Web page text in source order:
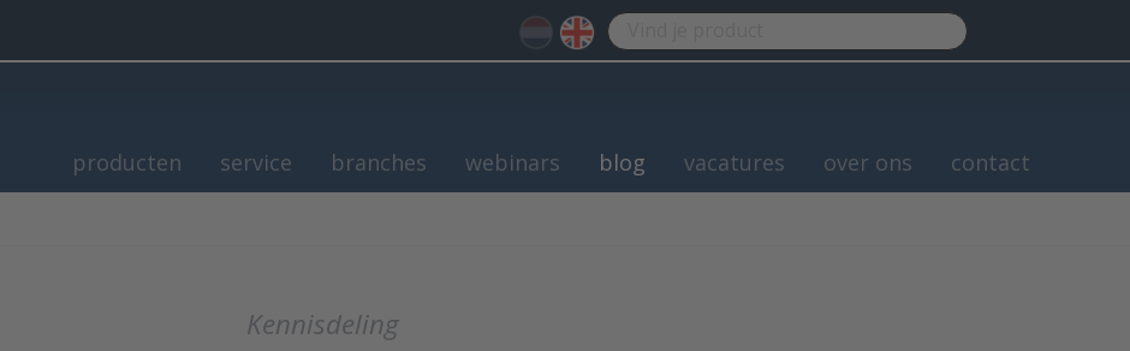
producten service branches webinars blog vacatures over ons contact
Kennisdeling